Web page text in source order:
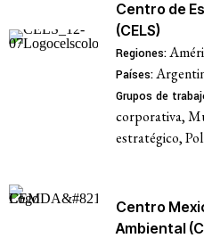
Centro de
(CELS)
Regiones:
Países:
Grupos de
corporativa,
estratégico,
Centro
Ambiental